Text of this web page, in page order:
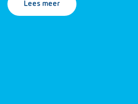
Lees meer